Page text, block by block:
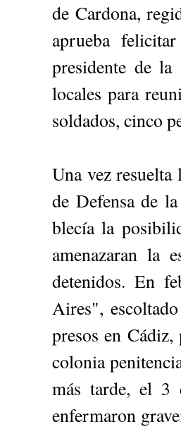
de Cardona,
aprueba
presidente de
locales para
soldados, cinco
Una vez
de Defensa de
blecía la
amenazaran la
detenidos. En
Aires",
presos en
colonia
más tarde, el 3
enfermaron